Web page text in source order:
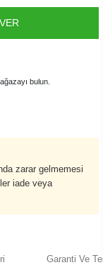
bulun.
zarar gelmemesi
iade veya
Garanti Ve